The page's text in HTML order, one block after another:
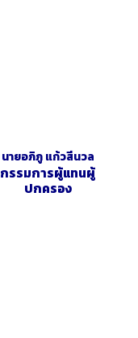
นายอภิภู แก้วสีนวล
กรรมการผู้แทนผู้
ปกครอง